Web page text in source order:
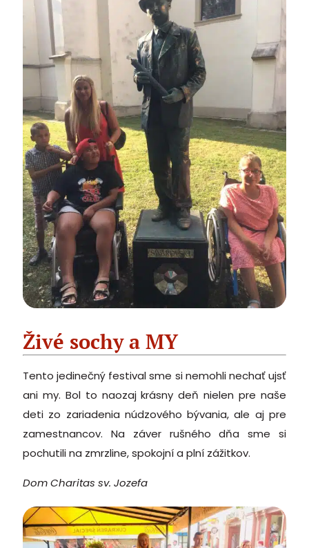
Živé sochy a MY
Tento jedinečný festival sme si nemohli nechať ujsť
ani my. Bol to naozaj krásny deň nielen pre naše
deti zo zariadenia núdzového bývania, ale aj pre
zamestnancov. Na záver rušného dňa sme si
pochutili na zmrzline, spokojní a plní zážitkov.
Dom Charitas sv. Jozefa